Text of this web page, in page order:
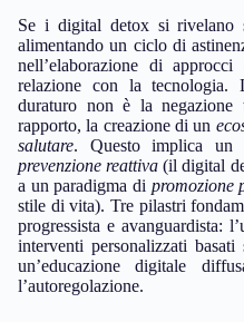
Se i digital detox si rivelano
alimentando un ciclo di
nell’elaborazione di
relazione con la tecnologia.
duraturo non è la
rapporto, la creazione di un
salutare. Questo implica un
prevenzione reattiva (il digital
a un paradigma di promozione
stile di vita). Tre pilastri
progressista e avanguardista:
interventi personalizzati
un’educazione digitale
l’autoregolazione.